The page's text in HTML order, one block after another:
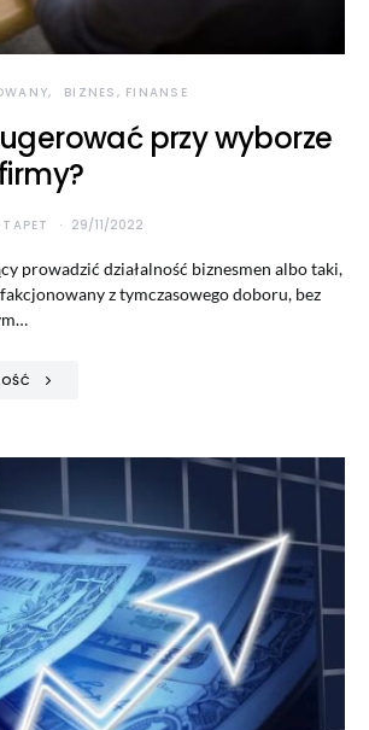
BIZNES, FINANSE
przy wyborze
29/11/2022
prowadzić działalność biznesmen albo taki,
z tymczasowego doboru, bez